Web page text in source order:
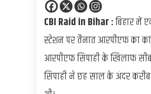
CBI Raid in Bihar :बिहार में
स्टेशन पर तैनात आरपीएफ का
आरपीएफ सिपाही के खिलाफ
सिपाही ने छह साल के अंदर करीब